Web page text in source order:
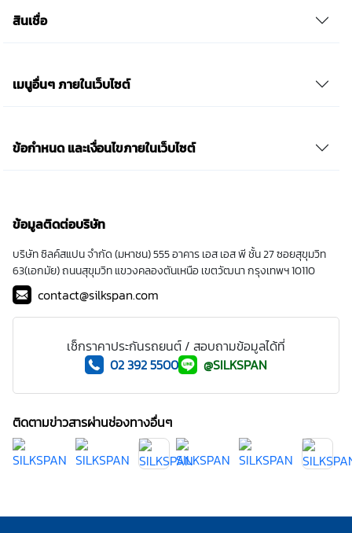
สินเชื่อ
เมนูอื่นๆ ภายในเว็บไซต์
ข้อกำหนด และเงื่อนไขภายในเว็บไซต์
ข้อมูลติดต่อบริษัท
บริษัท ซิลค์สแปน จำกัด (มหาชน) 555 อาคาร เอส เอส พี ชั้น 27 ซอยสุขุมวิท
63(เอกมัย) ถนนสุขุมวิท แขวงคลองตันเหนือ เขตวัฒนา กรุงเทพฯ 10110
contact@silkspan.com
เช็กราคาประกันรถยนต์ / สอบถามข้อมูลได้ที่
02 392 5500
@SILKSPAN
ติดตามข่าวสารผ่านช่องทางอื่นๆ